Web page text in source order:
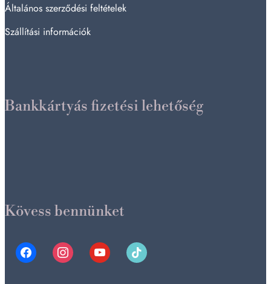
Általános szerződési feltételek
Szállítási információk
Bankkártyás fizetési lehetőség
Kövess bennünket
facebookinstagramyoutube tiktok